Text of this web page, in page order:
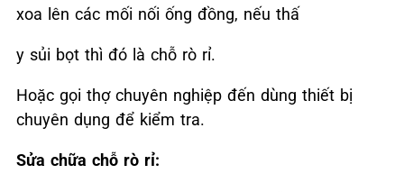
xoa lên các mối nối ống đồng, nếu thấ
y sủi bọt thì đó là chỗ rò rỉ.
Hoặc gọi thợ chuyên nghiệp đến dùng thiết bị
chuyên dụng để kiểm tra.
Sửa chữa chỗ rò rỉ: